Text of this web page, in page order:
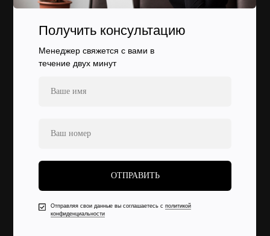
ОТПРАВИТЬ
Получить консультацию
Менеджер свяжется с вами в
течение двух минут
Отправляя свои данные вы соглашаетесь с политикой
конфиденциальности